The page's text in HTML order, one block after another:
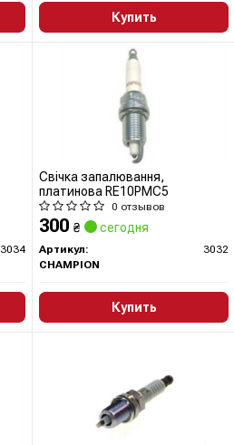
Купить
3034
Свічка запалювання,
платинова RE10PMC5
0 отзывов
300 ₴ сегодня
Артикул:
3032
CHAMPION
Купить